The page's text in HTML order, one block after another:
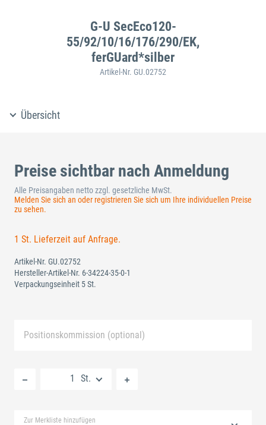
G-U SecEco120-
55/92/10/16/176/290/EK,
ferGUard*silber
Artikel-Nr. GU.02752
Übersicht
Preise sichtbar nach Anmeldung
Alle Preisangaben netto zzgl. gesetzliche MwSt.
Melden Sie sich an oder registrieren Sie sich um Ihre individuellen Preise
zu sehen.
1 St. Lieferzeit auf Anfrage.
Artikel-Nr. GU.02752
Hersteller-Artikel-Nr. 6-34224-35-0-1
Verpackungseinheit 5 St.
Positionskommission (optional)
St.
Zur Merkliste hinzufügen